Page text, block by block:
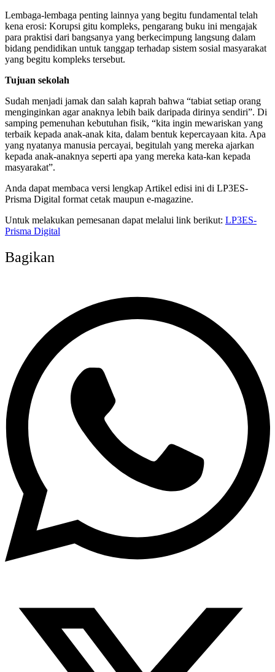
Lembaga-lembaga penting lainnya yang begitu fundamental telah
kena erosi: Korupsi gitu kompleks, pengarang buku ini mengajak
para praktisi dari bangsanya yang berkecimpung langsung dalam
bidang pendidikan untuk tanggap terhadap sistem sosial masyarakat
yang begitu kompleks tersebut.
Tujuan sekolah
Sudah menjadi jamak dan salah kaprah bahwa “tabiat setiap orang
menginginkan agar anaknya lebih baik daripada dirinya sendiri”. Di
samping pemenuhan kebutuhan fisik, “kita ingin mewariskan yang
terbaik kepada anak-anak kita, dalam bentuk kepercayaan kita. Apa
yang nyatanya manusia percayai, begitulah yang mereka ajarkan
kepada anak-anaknya seperti apa yang mereka kata-kan kepada
masyarakat”.
Anda dapat membaca versi lengkap Artikel edisi ini di LP3ES-
Prisma Digital format cetak maupun e-magazine.
Untuk melakukan pemesanan dapat melalui link berikut: LP3ES-
Prisma Digital
Bagikan